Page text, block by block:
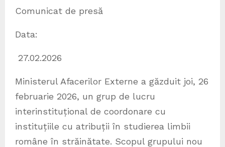
Comunicat de presă
Data:
27.02.2026
Ministerul Afacerilor Externe a găzduit joi, 26
februarie 2026, un grup de lucru
interinstituțional de coordonare cu
instituțiile cu atribuții în studierea limbii
române în străinătate. Scopul grupului nou